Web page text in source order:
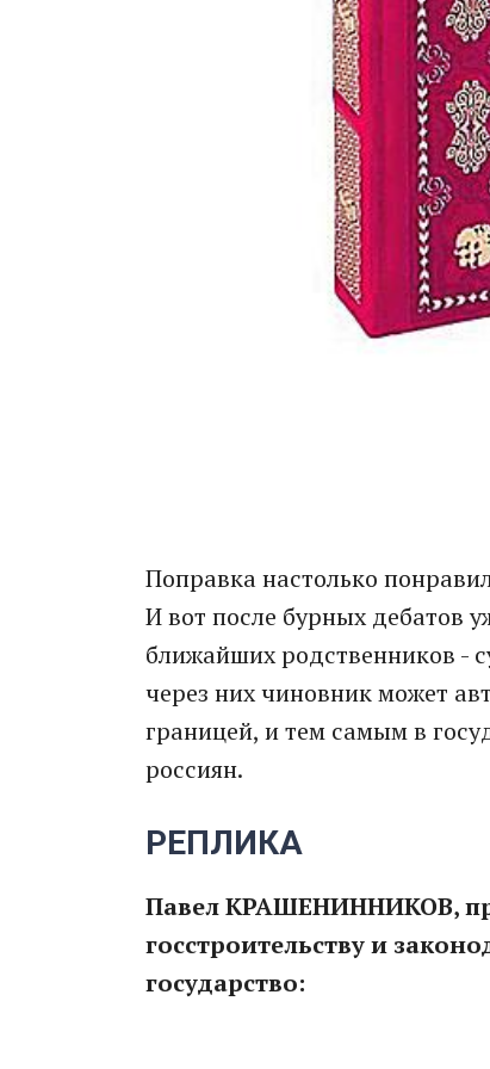
Поправка настолько
И вот после бурных дебатов
ближайших родственников -
через них чиновник может
границей, и тем самым в
россиян.
РЕПЛИКА
Павел КРАШЕНИННИКОВ,
госстроительству и
государство: